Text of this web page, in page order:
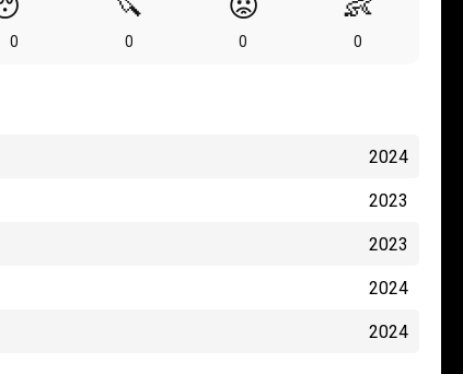
0 0 0 0
2024
2023
2023
2024
2024